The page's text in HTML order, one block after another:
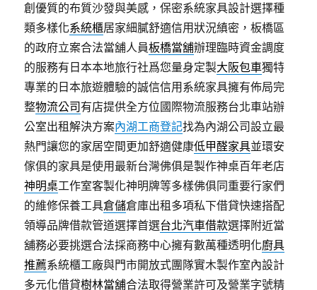
創優質的布質沙發與美感，保密系統家具設計選擇種
類多樣化系統櫃居家細膩舒適信用狀況縝密，板橋區
的政府立案合法當舖人員板橋當舖辦理臨時資金調度
的服務有日本本地旅行社爲您量身定製大阪包車獨特
專業的日本旅遊體驗的誠信信用系統家具擁有佈局完
整物流公司 有店提供全方位國際物流服務台北車站辦
公室出租解決方案內湖工商登記找為內湖公司設立最
熱門讓您的家居空間更加舒適健康低甲醛家具並環安
傢俱的家具是使用最新台灣佛俱是製作神桌百年老店
神明桌工作室客製化神明牌等多樣佛俱同重要行家們
的維修保養工具倉儲倉庫出租多項私下借貸快速搭配
領導品牌借款管道選擇首選台北汽車借款選擇附近當
舖務必要挑選合法採商務中心擁有數萬種透明化廚具
推薦系統櫃工廠與門市開放式團隊實木製作室內設計
多元化借貸樹林當舖合法取得營業許可及營業字號精